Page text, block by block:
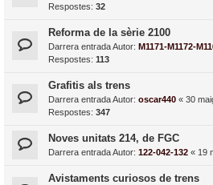
Respostes: 32
Reforma de la sèrie 2100
Darrera entrada Autor: M1171-M1172-
Respostes: 113
Grafitis als trens
Darrera entrada Autor: oscar440 « 30
Respostes: 347
Noves unitats 214, de FGC
Darrera entrada Autor: 122-042-132 « 19
Avistaments curiosos de trens